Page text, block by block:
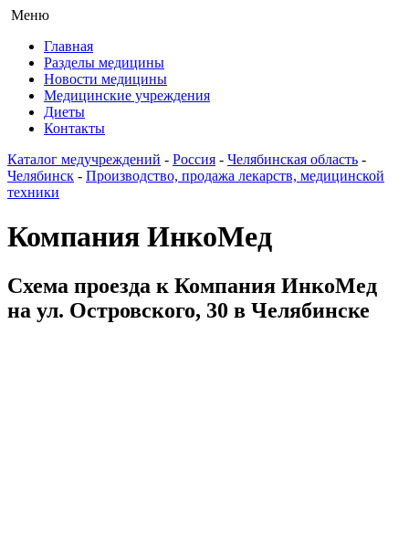
Меню
Главная
Разделы медицины
Новости медицины
Медицинские учреждения
Диеты
Контакты
Каталог медучреждений - Россия - Челябинская область -
Челябинск - Производство, продажа лекарств, медицинской
техники
Компания ИнкоМед
Схема проезда к Компания ИнкоМед
на ул. Островского, 30 в Челябинске